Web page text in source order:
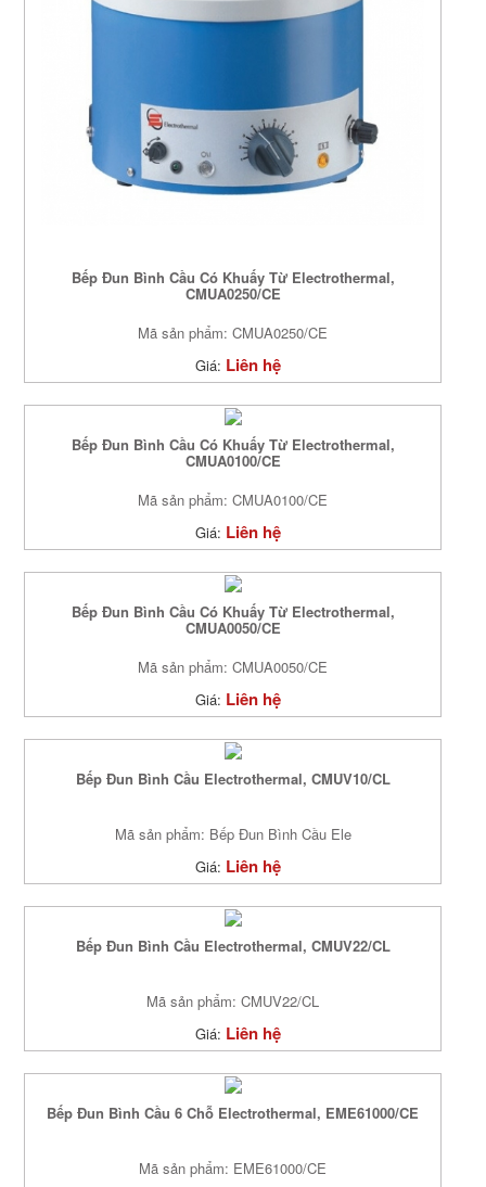
Bếp Đun Bình Cầu Có Khuấy Từ Electrothermal,
CMUA0250/CE
Mã sản phẩm: CMUA0250/CE
Giá: Liên hệ
Bếp Đun Bình Cầu Có Khuấy Từ Electrothermal,
CMUA0100/CE
Mã sản phẩm: CMUA0100/CE
Giá: Liên hệ
Bếp Đun Bình Cầu Có Khuấy Từ Electrothermal,
CMUA0050/CE
Mã sản phẩm: CMUA0050/CE
Giá: Liên hệ
Bếp Đun Bình Cầu Electrothermal, CMUV10/CL
Mã sản phẩm: Bếp Đun Bình Cầu Ele
Giá: Liên hệ
Bếp Đun Bình Cầu Electrothermal, CMUV22/CL
Mã sản phẩm: CMUV22/CL
Giá: Liên hệ
Bếp Đun Bình Cầu 6 Chỗ Electrothermal, EME61000/CE
Mã sản phẩm: EME61000/CE